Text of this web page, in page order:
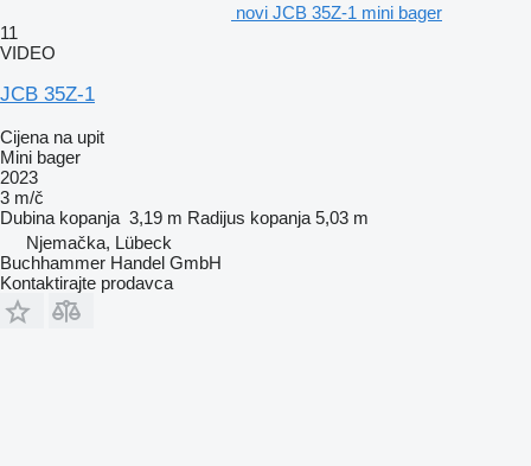
novi JCB 35Z-1 mini bager
11
VIDEO
JCB 35Z-1
Cijena na upit
Mini bager
2023
3 m/č
Dubina kopanja 3,19 m Radijus kopanja 5,03 m
Njemačka, Lübeck
Buchhammer Handel GmbH
Kontaktirajte prodavca